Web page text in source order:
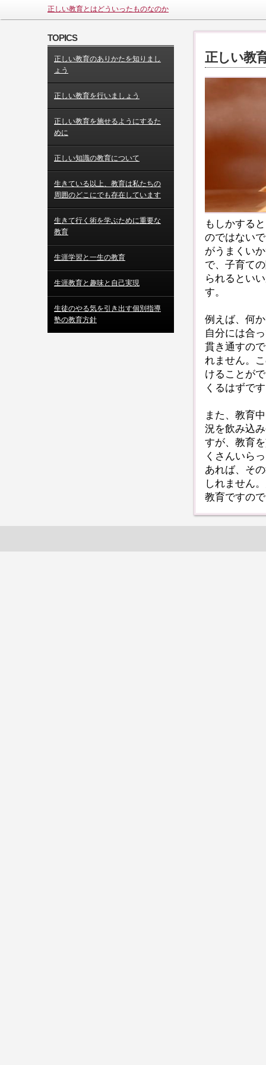
正しい教育とはどういったものなのか
TOPICS
正しい教育のありかたを知りまし
ょう
正しい教育を行いましょう
正しい教育を施せるようにするた
めに
正しい知識の教育について
生きている以上、教育は私たちの
周囲のどこにでも存在しています
生きて行く術を学ぶために重要な
教育
生涯学習と一生の教育
生涯教育と趣味と自己実現
生徒のやる気を引き出す個別指導
塾の教育方針
正しい教
もしかする
のではない
がうまくい
で、子育て
られるとい
す。
例えば、何
自分には合
貫き通すの
れません。
けることが
くるはずで
また、教育
況を飲み込
すが、教育
くさんいら
あれば、そ
しれません
教育ですの